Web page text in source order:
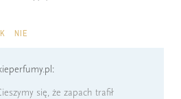
NIE
się, że zapach trafił